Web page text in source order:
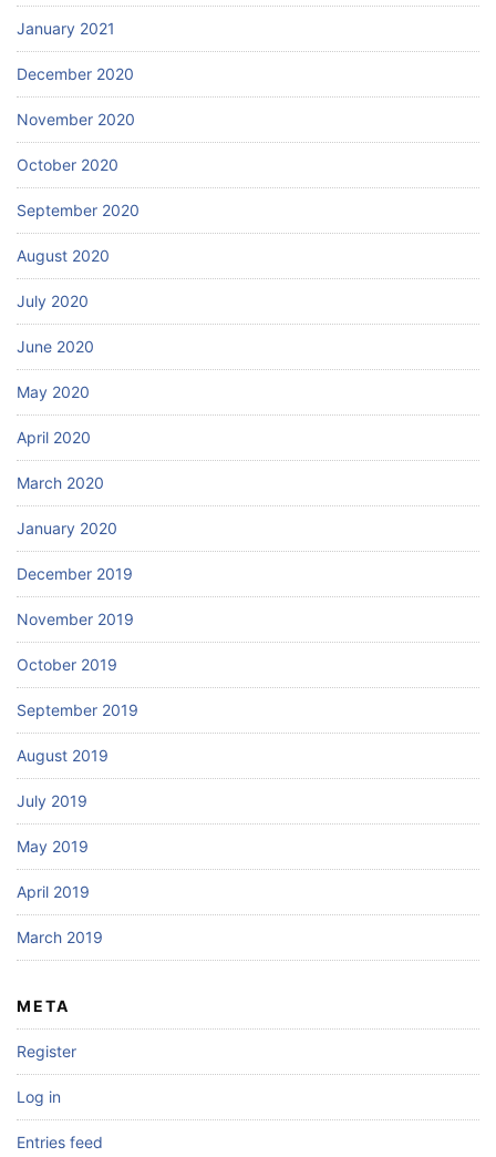
January 2021
December 2020
November 2020
October 2020
September 2020
August 2020
July 2020
June 2020
May 2020
April 2020
March 2020
January 2020
December 2019
November 2019
October 2019
September 2019
August 2019
July 2019
May 2019
April 2019
March 2019
META
Register
Log in
Entries feed